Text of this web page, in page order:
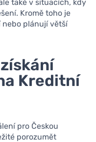
také v situacích, kdy
Kromě toho je
nebo plánují větší
Kreditní
pro Českou
porozumět